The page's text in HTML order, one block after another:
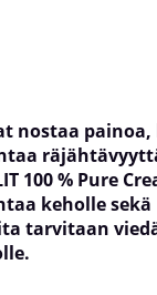
nostaa painoa,
100 % Pure
keholle sekä
tarvitaan